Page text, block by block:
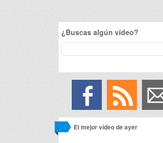
¿Buscas algún vídeo?
El mejor vídeo de ayer